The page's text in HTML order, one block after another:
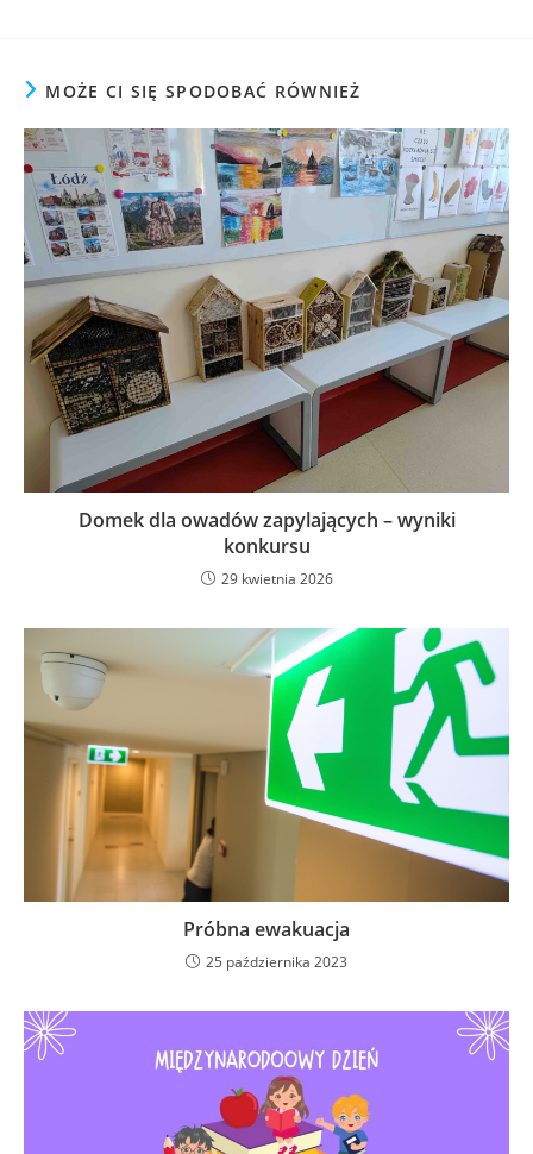
MOŻE CI SIĘ SPODOBAĆ RÓWNIEŻ
Domek dla owadów zapylających – wyniki
konkursu
29 kwietnia 2026
Próbna ewakuacja
25 października 2023